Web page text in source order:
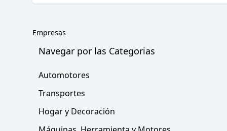
Empresas
Navegar por las Categorias
Automotores
Transportes
Hogar y Decoración